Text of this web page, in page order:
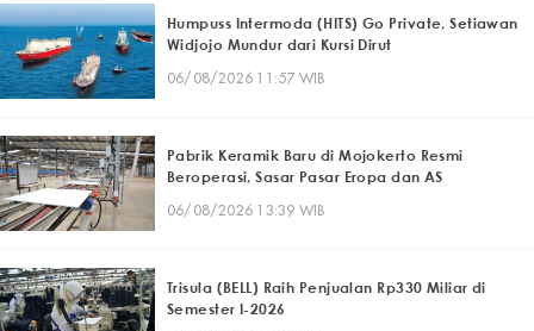
Humpuss Intermoda (HITS) Go Private, Setiawan
Widjojo Mundur dari Kursi Dirut
06/08/2026 11:57 WIB
Pabrik Keramik Baru di Mojokerto Resmi
Beroperasi, Sasar Pasar Eropa dan AS
06/08/2026 13:39 WIB
Trisula (BELL) Raih Penjualan Rp330 Miliar di
Semester I-2026